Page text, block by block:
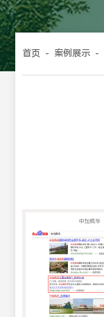
首页 - 案例展示 -